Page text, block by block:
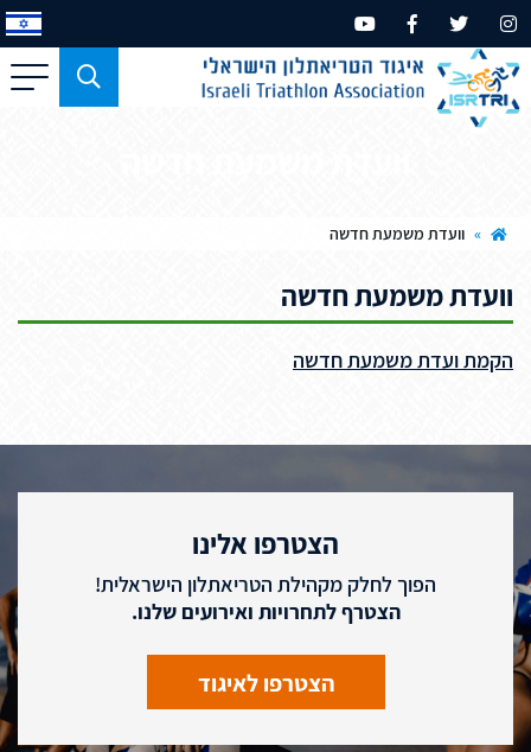
כפתור
משמש
» וועדת משמעת חדשה
וועדת משמעת חדשה
הקמת ועדת משמעת חדשה
הצטרפו אלינו
הפוך לחלק מקהילת הטריאתלון הישראלית!
הצטרף לתחרויות ואירועים שלנו.
הצטרפו לאיגוד